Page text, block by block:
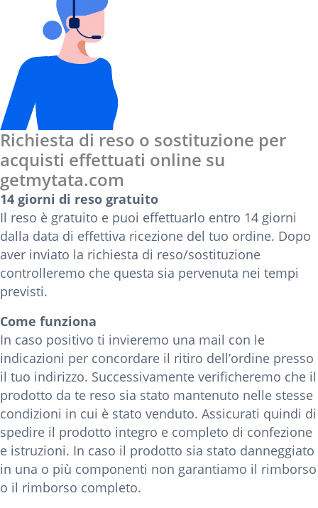
Richiesta di reso o sostituzione per
acquisti effettuati online su
getmytata.com
14 giorni di reso gratuito
Il reso è gratuito e puoi effettuarlo entro 14 giorni
dalla data di effettiva ricezione del tuo ordine. Dopo
aver inviato la richiesta di reso/sostituzione
controlleremo che questa sia pervenuta nei tempi
previsti.
Come funziona
In caso positivo ti invieremo una mail con le
indicazioni per concordare il ritiro dell’ordine presso
il tuo indirizzo. Successivamente verificheremo che il
prodotto da te reso sia stato mantenuto nelle stesse
condizioni in cui è stato venduto. Assicurati quindi di
spedire il prodotto integro e completo di confezione
e istruzioni. In caso il prodotto sia stato danneggiato
in una o più componenti non garantiamo il rimborso
o il rimborso completo.